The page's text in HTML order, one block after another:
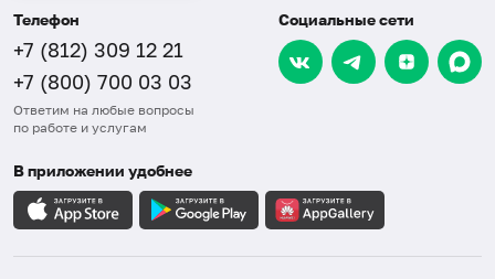
Телефон
+7 (812) 309 12 21
+7 (800) 700 03 03
Ответим на любые вопросы
по работе и услугам
Социальные сети
В приложении удобнее